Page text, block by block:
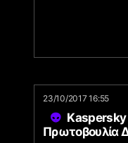
23/10/2017 16:55
Kaspersky
Πρωτοβουλία